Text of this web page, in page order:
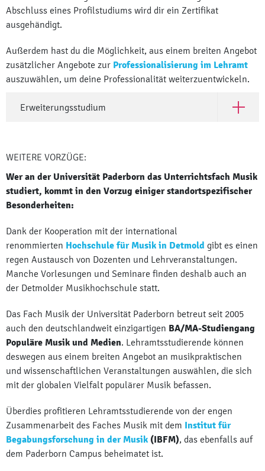
Abschluss eines Profilstudiums wird dir ein Zertifikat
ausgehändigt.
Außerdem hast du die Möglichkeit, aus einem breiten Angebot
zusätzlicher Angebote zur Professionalisierung im Lehramt
auszuwählen, um deine Professionalität weiterzuentwickeln.
Erweiterungsstudium Öffne
WEITERE VORZÜGE:
Wer an der Universität Paderborn das Unterrichtsfach Musik
studiert, kommt in den Vorzug einiger standortspezifischer
Besonderheiten:
Dank der Kooperation mit der international
renommierten Hochschule für Musik in Detmold gibt es einen
regen Austausch von Dozenten und Lehrveranstaltungen.
Manche Vorlesungen und Seminare finden deshalb auch an
der Detmolder Musikhochschule statt.
Das Fach Musik der Universität Paderborn betreut seit 2005
auch den deutschlandweit einzigartigen BA/MA-Studiengang
Populäre Musik und Medien. Lehramtsstudierende können
deswegen aus einem breiten Angebot an musikpraktischen
und wissenschaftlichen Veranstaltungen auswählen, die sich
mit der globalen Vielfalt populärer Musik befassen.
Überdies profitieren Lehramtsstudierende von der engen
Zusammenarbeit des Faches Musik mit dem Institut für
Begabungsforschung in der Musik (IBFM), das ebenfalls auf
dem Paderborn Campus beheimatet ist.